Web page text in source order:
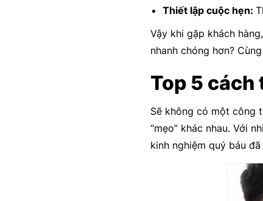
Thiết lập cuộc hẹn:
Vậy khi gặp khách
nhanh chóng hơn?
Top 5 cách
Sẽ không có một công
“mẹo” khác nhau. Với
kinh nghiệm quý báu